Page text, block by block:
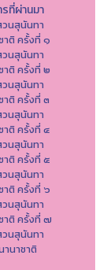
ที่ผ่านมา
วนสุนันทา
าติ ครั้งที่ ๑
วนสุนันทา
าติ ครั้งที่ ๒
วนสุนันทา
าติ ครั้งที่ ๓
วนสุนันทา
าติ ครั้งที่ ๔
วนสุนันทา
าติ ครั้งที่ ๕
วนสุนันทา
าติ ครั้งที่ ๖
วนสุนันทา
าติ ครั้งที่ ๗
วนสุนันทา
านาชาติ